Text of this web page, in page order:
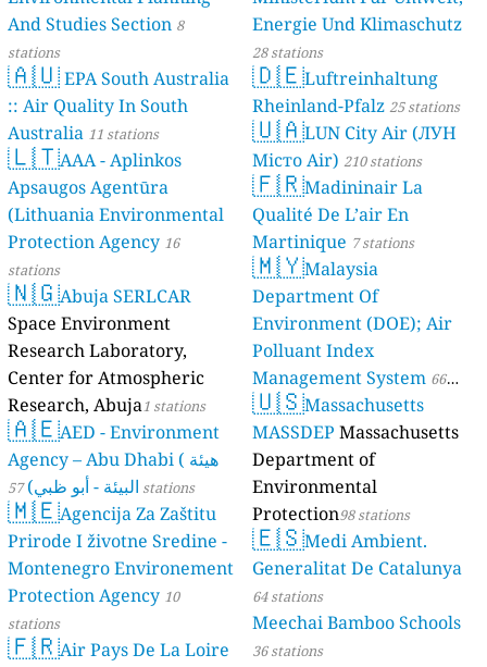
And Studies Section 8
stations
🇦🇺EPA South Australia
:: Air Quality In South
Australia 11 stations
🇱🇹AAA - Aplinkos
Apsaugos Agentūra
(Lithuania Environmental
Protection Agency 16
stations
🇳🇬Abuja SERLCAR
Space Environment
Research Laboratory,
Center for Atmospheric
Research, Abuja1 stations
🇦🇪AED - Environment
Agency – Abu Dhabi ( هيئة
البيئة - أبو ظبي) 57 stations
🇲🇪Agencija Za Zaštitu
Prirode I životne Sredine -
Montenegro Environement
Protection Agency 10
stations
🇫🇷Air Pays De La Loire
Energie Und Klimaschutz
28 stations
🇩🇪Luftreinhaltung
Rheinland-Pfalz 25 stations
🇺🇦LUN City Air (ЛУН
Місто Air) 210 stations
🇫🇷Madininair La
Qualité De L’air En
Martinique 7 stations
🇲🇾Malaysia
Department Of
Environment (DOE); Air
Polluant Index
Management System 66
stations
🇺🇸Massachusetts
MASSDEP Massachusetts
Department of
Environmental
Protection98 stations
🇪🇸Medi Ambient.
Generalitat De Catalunya
64 stations
Meechai Bamboo Schools
36 stations